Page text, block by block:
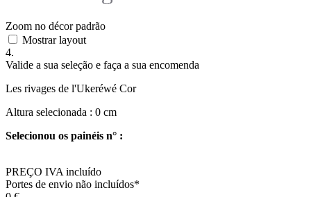
Zoom no décor padrão
Mostrar layout
4.
Valide a sua seleção e faça a sua encomenda
Les rivages de l'Ukeréwé Cor
Altura selecionada : 0 cm
Selecionou os painéis n° :
PREÇO IVA incluído
Portes de envio não incluídos*